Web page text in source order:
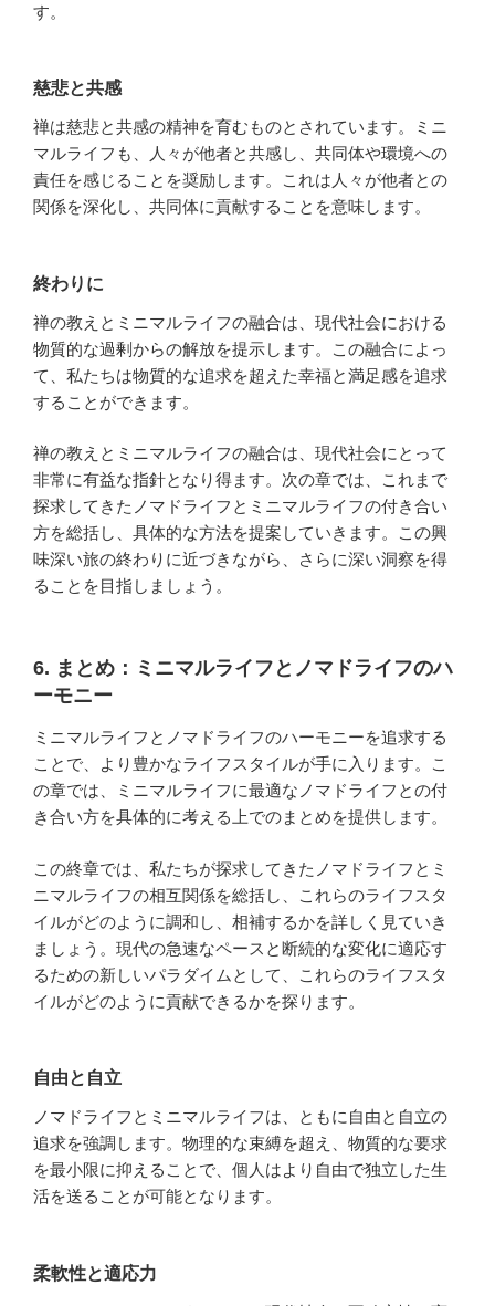
す。
慈悲と共感
禅は慈悲と共感の精神を育むものとされています。ミニ
マルライフも、人々が他者と共感し、共同体や環境への
責任を感じることを奨励します。これは人々が他者との
関係を深化し、共同体に貢献することを意味します。
終わりに
禅の教えとミニマルライフの融合は、現代社会における
物質的な過剰からの解放を提示します。この融合によっ
て、私たちは物質的な追求を超えた幸福と満足感を追求
することができます。
禅の教えとミニマルライフの融合は、現代社会にとって
非常に有益な指針となり得ます。次の章では、これまで
探求してきたノマドライフとミニマルライフの付き合い
方を総括し、具体的な方法を提案していきます。この興
味深い旅の終わりに近づきながら、さらに深い洞察を得
ることを目指しましょう。
6. まとめ：ミニマルライフとノマドライフのハ
ーモニー
ミニマルライフとノマドライフのハーモニーを追求する
ことで、より豊かなライフスタイルが手に入ります。こ
の章では、ミニマルライフに最適なノマドライフとの付
き合い方を具体的に考える上でのまとめを提供します。
この終章では、私たちが探求してきたノマドライフとミ
ニマルライフの相互関係を総括し、これらのライフスタ
イルがどのように調和し、相補するかを詳しく見ていき
ましょう。現代の急速なペースと断続的な変化に適応す
るための新しいパラダイムとして、これらのライフスタ
イルがどのように貢献できるかを探ります。
自由と自立
ノマドライフとミニマルライフは、ともに自由と自立の
追求を強調します。物理的な束縛を超え、物質的な要求
を最小限に抑えることで、個人はより自由で独立した生
活を送ることが可能となります。
柔軟性と適応力